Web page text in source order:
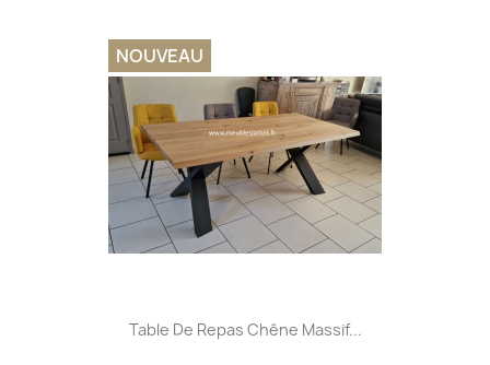
Table De Repas Chêne Massif...
NOUVEAU